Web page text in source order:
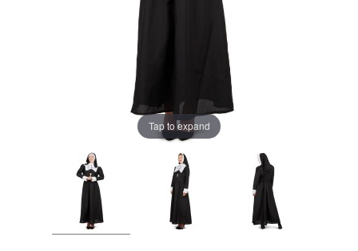
Tap to expand